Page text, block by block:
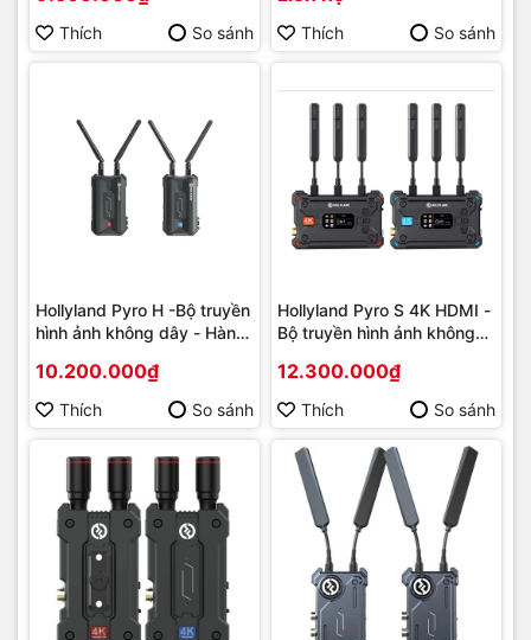
Thích So sánh Thích So sánh
Hollyland Pyro H -Bộ truyền
hình ảnh không dây - Hàng
10.200.000₫
Thích So sánh
Hollyland Pyro S 4K HDMI -
Bộ truyền hình ảnh không
12.300.000₫
Thích So sánh